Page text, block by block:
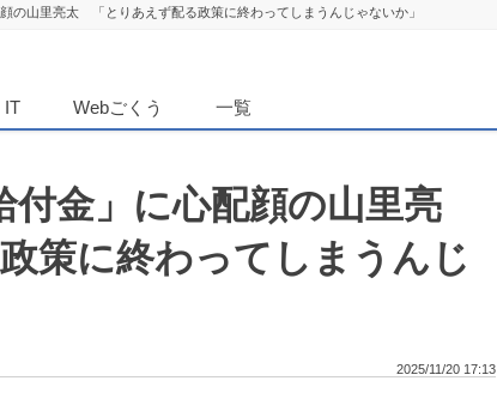
の山里亮太 「とりあえず配る政策に終わってしまうんじゃないか」
IT Webごくう 一覧
付金」に心配顔の山里亮
策に終わってしまうんじ
2025/11/20 17:13